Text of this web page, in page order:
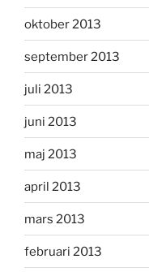
oktober 2013
september 2013
juli 2013
juni 2013
maj 2013
april 2013
mars 2013
februari 2013